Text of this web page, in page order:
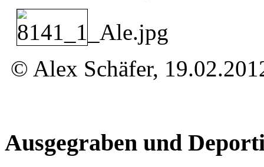
© Alex Schäfer,
Ausgegraben und